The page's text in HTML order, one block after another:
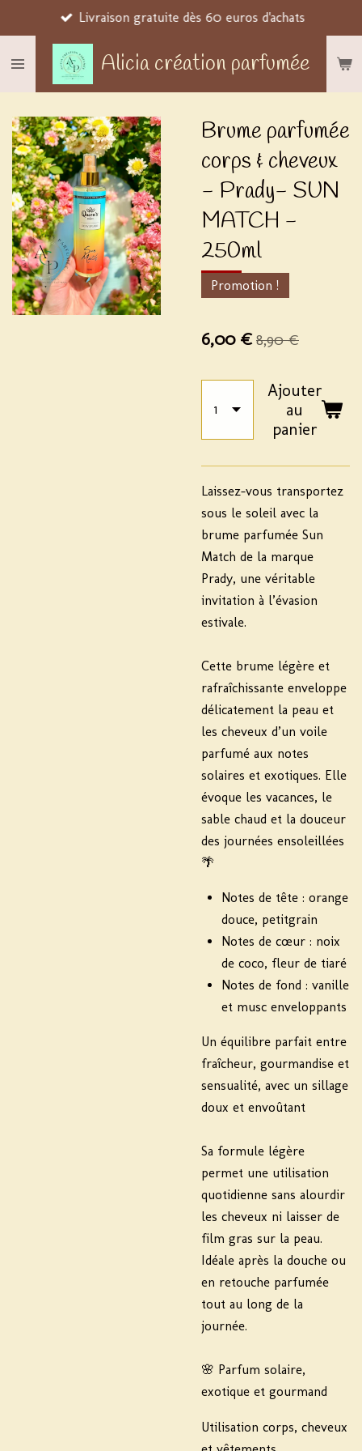
au
contenu
principal
Alicia création parfumée
Livraison gratuite dès 60 euros d'achats
Brume parfumée
corps & cheveux
- Prady- SUN
MATCH -
250ml
Promotion !
6,00 € 8,90 €
Ajouter
au
panier
Laissez-vous transportez
sous le soleil avec la
brume parfumée Sun
Match de la marque
Prady, une véritable
invitation à l’évasion
estivale.
Cette brume légère et
rafraîchissante enveloppe
délicatement la peau et
les cheveux d’un voile
parfumé aux notes
solaires et exotiques. Elle
évoque les vacances, le
sable chaud et la douceur
des journées ensoleillées
🌴
Notes de tête : orange
douce, petitgrain
Notes de cœur : noix
de coco, fleur de tiaré
Notes de fond : vanille
et musc enveloppants
Un équilibre parfait entre
fraîcheur, gourmandise et
sensualité, avec un sillage
doux et envoûtant
Sa formule légère
permet une utilisation
quotidienne sans alourdir
les cheveux ni laisser de
film gras sur la peau.
Idéale après la douche ou
en retouche parfumée
tout au long de la
journée.
🌸 Parfum solaire,
exotique et gourmand
Utilisation corps, cheveux